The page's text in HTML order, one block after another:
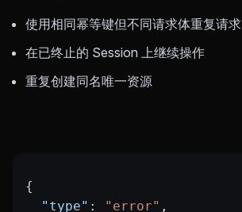
使用相同幂等键但不同请求体重复请求
在已终止的 Session 上继续操作
重复创建同名唯一资源
{
  "type"
: "error" ,